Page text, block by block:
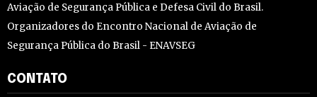
Aviação de Segurança Pública e Defesa Civil do Brasil.
Organizadores do Encontro Nacional de Aviação de
Segurança Pública do Brasil - ENAVSEG
CONTATO